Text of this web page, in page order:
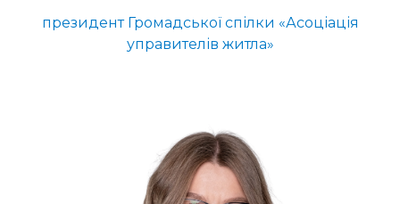
президент Громадської спілки «Асоціація
управителів житла»